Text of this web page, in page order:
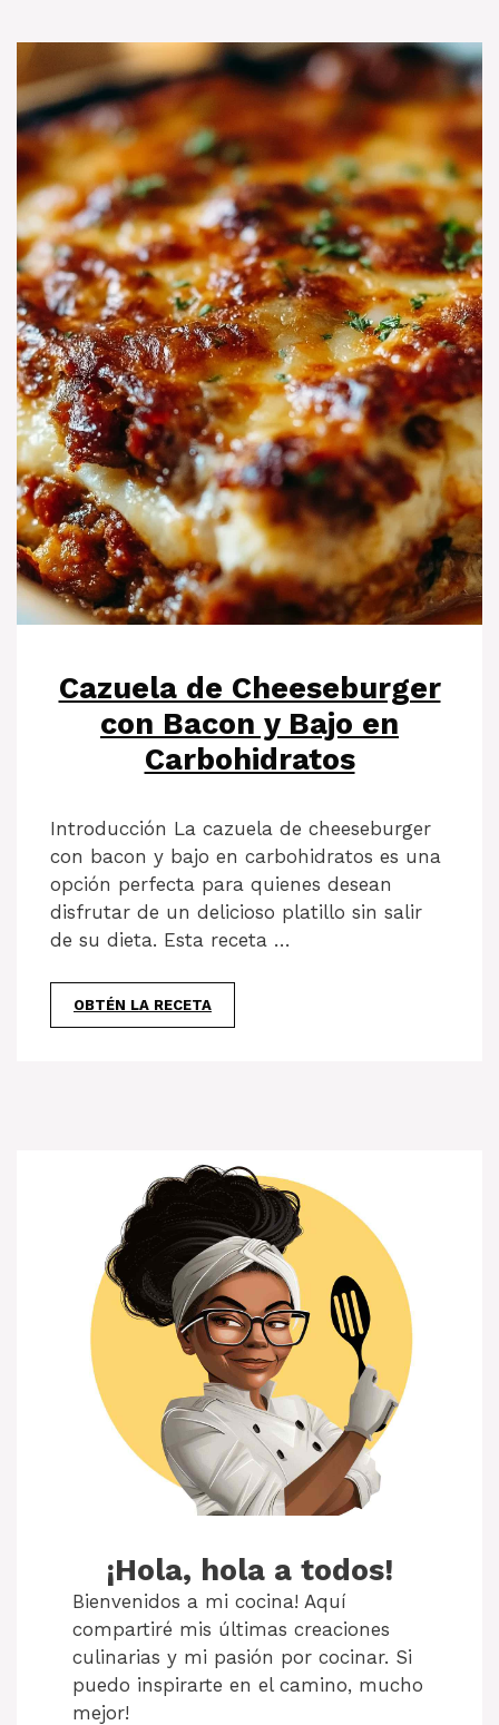
Cazuela de Cheeseburger
con Bacon y Bajo en
Carbohidratos
Introducción La cazuela de cheeseburger
con bacon y bajo en carbohidratos es una
opción perfecta para quienes desean
disfrutar de un delicioso platillo sin salir
de su dieta. Esta receta …
OBTÉN LA RECETA
¡Hola, hola a todos!
Bienvenidos a mi cocina! Aquí
compartiré mis últimas creaciones
culinarias y mi pasión por cocinar. Si
puedo inspirarte en el camino, mucho
mejor!